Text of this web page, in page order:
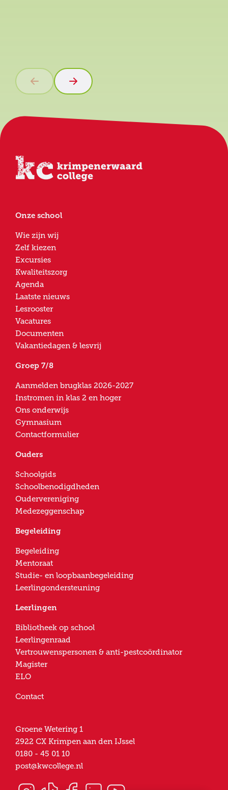
Onze school
Wie zijn wij
Zelf kiezen
Excursies
Kwaliteitszorg
Agenda
Laatste nieuws
Lesrooster
Vacatures
Documenten
Vakantiedagen & lesvrij
Groep 7/8
Aanmelden brugklas 2026-2027
Instromen in klas 2 en hoger
Ons onderwijs
Gymnasium
Contactformulier
Ouders
Schoolgids
Schoolbenodigdheden
Oudervereniging
Medezeggenschap
Begeleiding
Begeleiding
Mentoraat
Studie- en loopbaanbegeleiding
Leerlingondersteuning
Leerlingen
Bibliotheek op school
Leerlingenraad
Vertrouwenspersonen & anti-pestcoördinator
Magister
ELO
Contact
Groene Wetering 1
2922 CX Krimpen aan den IJssel
0180 - 45 01 10
post@kwcollege.nl